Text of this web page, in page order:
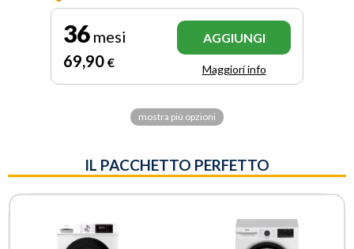
36 mesi
69,90 €
AGGIUNGI
Maggiori info
mostra più opzioni
IL PACCHETTO PERFETTO